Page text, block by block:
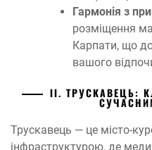
Гармонія з
розміщення
Карпати, що
вашого
ІІ. ТРУСКАВЕЦЬ:
Трускавець — це місто-
інфраструктурою, де